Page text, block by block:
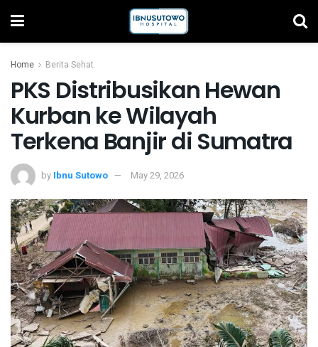
Home Berita Sehat
PKS Distribusikan Hewan
Kurban ke Wilayah
Terkena Banjir di Sumatra
by Ibnu Sutowo May 29, 2026